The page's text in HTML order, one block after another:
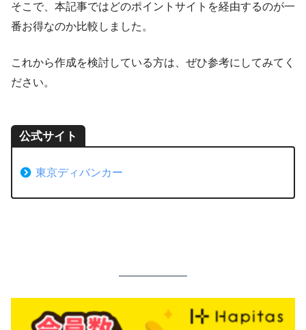
そこで、本記事ではどのポイントサイトを経由するのが一
番お得なのか比較しました。
これから作成を検討している方は、ぜひ参考にしてみてく
ださい。
公式サイト
東京ディバンカー